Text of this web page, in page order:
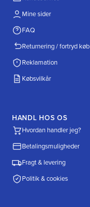
Mine sider
FAQ
Returnering / fortryd køb
Reklamation
Købsvilkår
HANDL HOS OS
Hvordan handler jeg?
Betalingsmuligheder
Fragt & levering
Politik & cookies